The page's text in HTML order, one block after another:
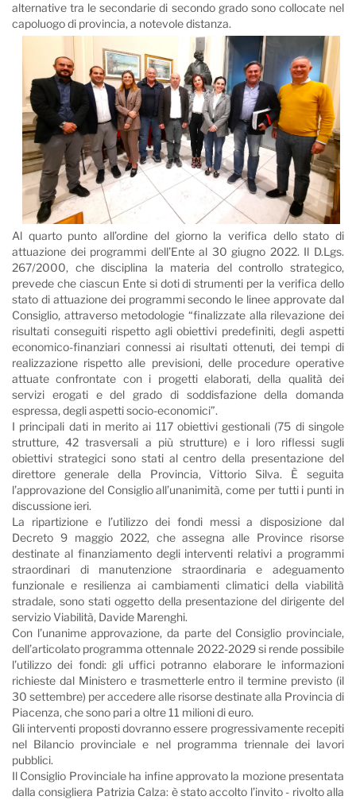
alternative tra le secondarie di secondo grado sono collocate nel
capoluogo di provincia, a notevole distanza.
Al quarto punto all’ordine del giorno la verifica dello stato di
attuazione dei programmi dell’Ente al 30 giugno 2022. Il D.Lgs.
267/2000, che disciplina la materia del controllo strategico,
prevede che ciascun Ente si doti di strumenti per la verifica dello
stato di attuazione dei programmi secondo le linee approvate dal
Consiglio, attraverso metodologie “finalizzate alla rilevazione dei
risultati conseguiti rispetto agli obiettivi predefiniti, degli aspetti
economico-finanziari connessi ai risultati ottenuti, dei tempi di
realizzazione rispetto alle previsioni, delle procedure operative
attuate confrontate con i progetti elaborati, della qualità dei
servizi erogati e del grado di soddisfazione della domanda
espressa, degli aspetti socio-economici”.
I principali dati in merito ai 117 obiettivi gestionali (75 di singole
strutture, 42 trasversali a più strutture) e i loro riflessi sugli
obiettivi strategici sono stati al centro della presentazione del
direttore generale della Provincia, Vittorio Silva. È seguita
l’approvazione del Consiglio all’unanimità, come per tutti i punti in
discussione ieri.
La ripartizione e l’utilizzo dei fondi messi a disposizione dal
Decreto 9 maggio 2022, che assegna alle Province risorse
destinate al finanziamento degli interventi relativi a programmi
straordinari di manutenzione straordinaria e adeguamento
funzionale e resilienza ai cambiamenti climatici della viabilità
stradale, sono stati oggetto della presentazione del dirigente del
servizio Viabilità, Davide Marenghi.
Con l’unanime approvazione, da parte del Consiglio provinciale,
dell’articolato programma ottennale 2022-2029 si rende possibile
l’utilizzo dei fondi: gli uffici potranno elaborare le informazioni
richieste dal Ministero e trasmetterle entro il termine previsto (il
30 settembre) per accedere alle risorse destinate alla Provincia di
Piacenza, che sono pari a oltre 11 milioni di euro.
Gli interventi proposti dovranno essere progressivamente recepiti
nel Bilancio provinciale e nel programma triennale dei lavori
pubblici.
Il Consiglio Provinciale ha infine approvato la mozione presentata
dalla consigliera Patrizia Calza: è stato accolto l’invito - rivolto alla